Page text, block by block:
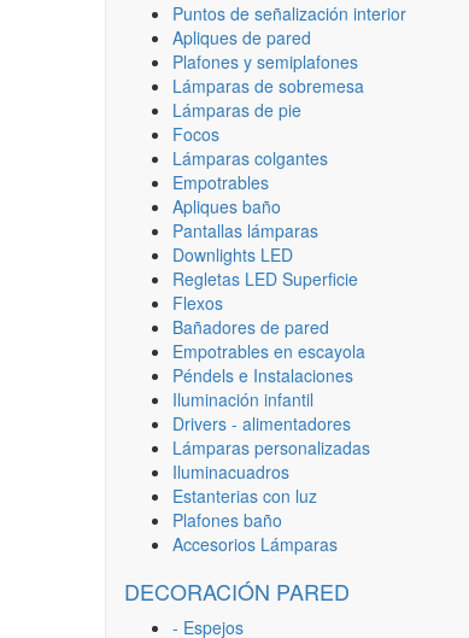
Puntos de señalización interior
Apliques de pared
Plafones y semiplafones
Lámparas de sobremesa
Lámparas de pie
Focos
Lámparas colgantes
Empotrables
Apliques baño
Pantallas lámparas
Downlights LED
Regletas LED Superficie
Flexos
Bañadores de pared
Empotrables en escayola
Péndels e Instalaciones
Iluminación infantil
Drivers - alimentadores
Lámparas personalizadas
Iluminacuadros
Estanterias con luz
Plafones baño
Accesorios Lámparas
DECORACIÓN PARED
- Espejos